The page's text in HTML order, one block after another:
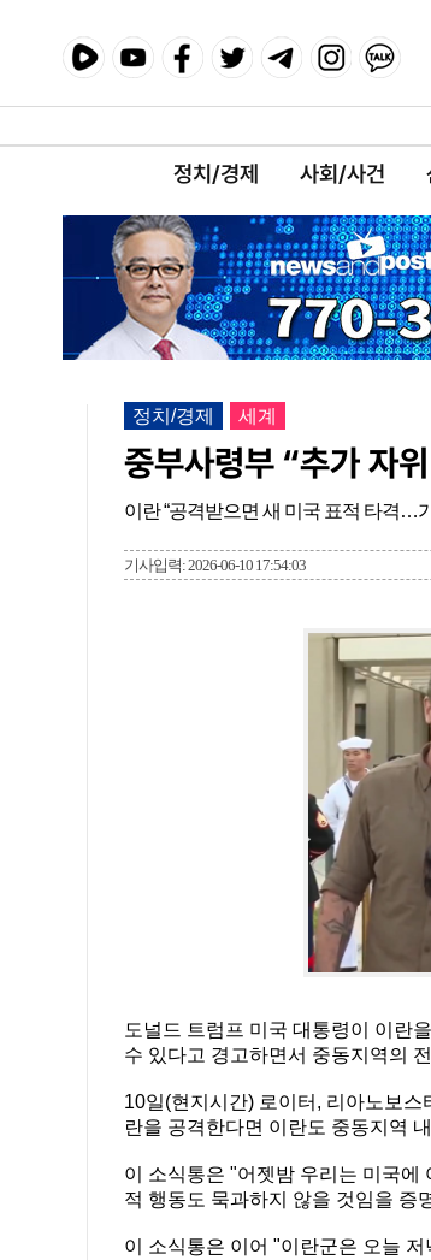
정치/경제 사회/사건
정치/경제 세계
중부사령부 “추가 자
이란 “공격받으면 새 미국 표적 타격…
기사입력: 2026-06-10 17:54:03
도널드 트럼프 미국 대통령이 이란
수 있다고 경고하면서 중동지역의
10일(현지시간) 로이터, 리아노보스
란을 공격한다면 이란도 중동지역
이 소식통은 "어젯밤 우리는 미국에
적 행동도 묵과하지 않을 것임을 증
이 소식통은 이어 "이란군은 오늘